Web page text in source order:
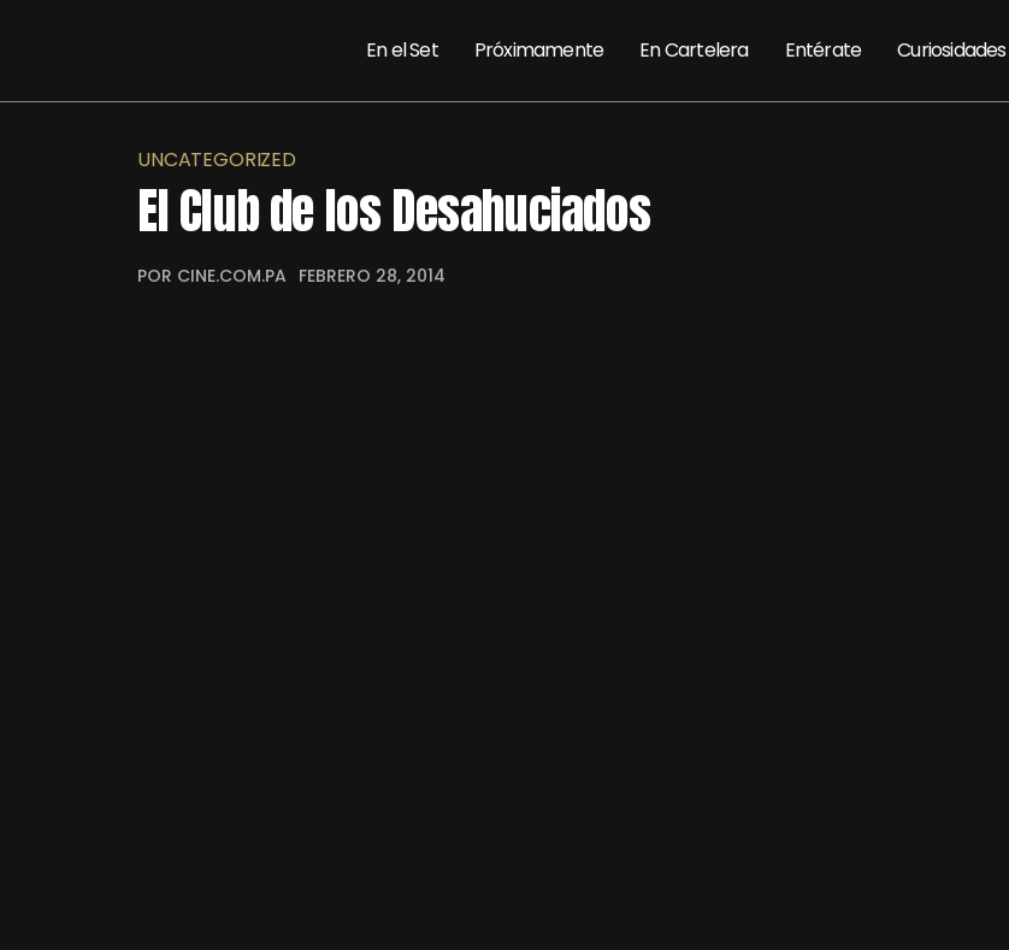
En el Set Próximamente En Cartelera Entérate Curiosidades
UNCATEGORIZED
El Club de los Desahuciados
POR CINE.COM.PA FEBRERO 28, 2014